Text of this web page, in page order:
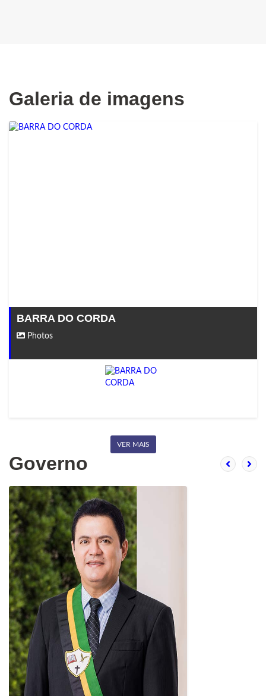
Galeria de imagens
BARRA DO CORDA
Photos
VER MAIS
Governo